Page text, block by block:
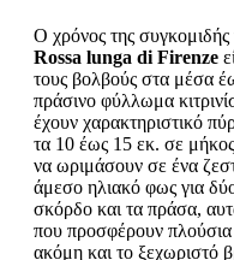
Ο χρόνος της συγκομιδής
Rossa lunga di Firenze
τους βολβούς στα μέσα
πράσινο φύλλωμα
έχουν χαρακτηριστικό
τα 10 έως 15 εκ. σε
να ωριμάσουν σε ένα
άμεσο ηλιακό φως για
σκόρδο και τα πράσα,
που προσφέρουν πλούσια
ακόμη και το ξεχωριστό